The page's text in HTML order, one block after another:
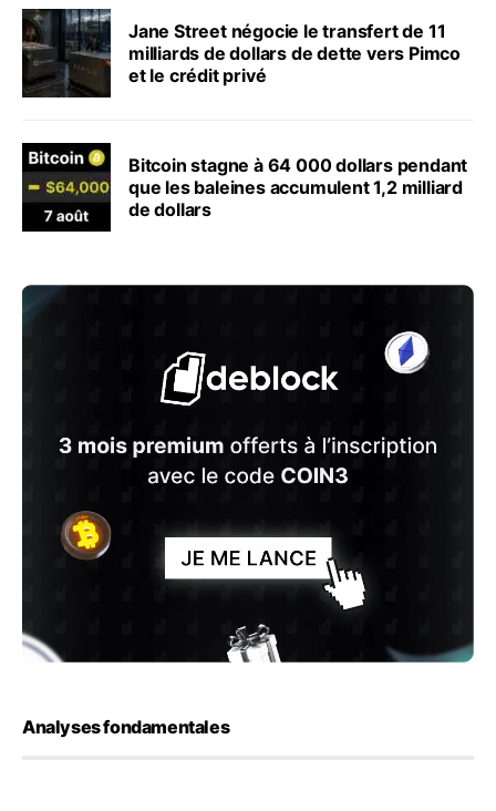
Jane Street négocie le transfert de 11
milliards de dollars de dette vers Pimco
et le crédit privé
Bitcoin stagne à 64 000 dollars pendant
que les baleines accumulent 1,2 milliard
de dollars
Analyses fondamentales